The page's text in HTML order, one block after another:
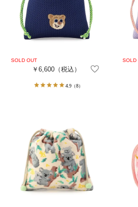
￥6,600 （税込）
4.9 （8）